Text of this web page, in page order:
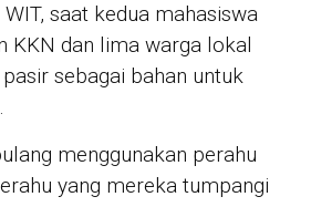
saat kedua mahasiswa
KKN dan lima warga lokal
sebagai bahan untuk
menggunakan perahu
yang mereka tumpangi